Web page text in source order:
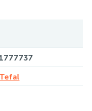
1777737
Tefal